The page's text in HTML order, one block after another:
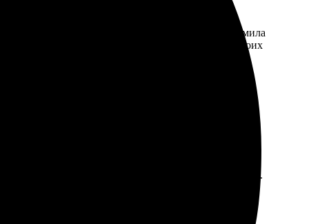
загрузила фото на сайте, выбрала размер, оформила
Теперь планирую заказывать сувениры из своих
на сайте простой и интуитивно понятный.
снова!